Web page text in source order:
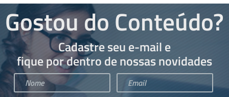
Gostou do Conteúdo?
Cadastre seu e-mail e
fique por dentro de nossas novidades